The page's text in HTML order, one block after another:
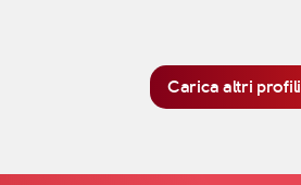
Carica altri profili